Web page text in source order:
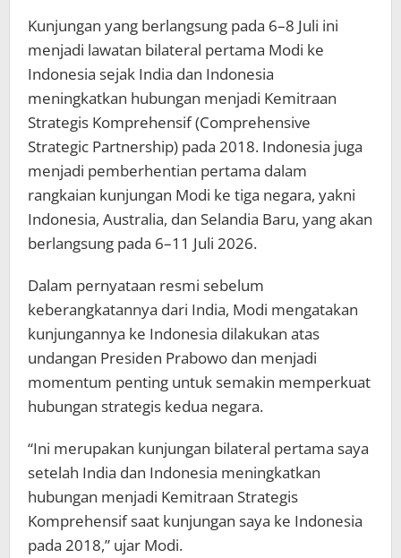
Kunjungan yang berlangsung pada 6–8 Juli ini
menjadi lawatan bilateral pertama Modi ke
Indonesia sejak India dan Indonesia
meningkatkan hubungan menjadi Kemitraan
Strategis Komprehensif (Comprehensive
Strategic Partnership) pada 2018. Indonesia juga
menjadi pemberhentian pertama dalam
rangkaian kunjungan Modi ke tiga negara, yakni
Indonesia, Australia, dan Selandia Baru, yang akan
berlangsung pada 6–11 Juli 2026.
Dalam pernyataan resmi sebelum
keberangkatannya dari India, Modi mengatakan
kunjungannya ke Indonesia dilakukan atas
undangan Presiden Prabowo dan menjadi
momentum penting untuk semakin memperkuat
hubungan strategis kedua negara.
“Ini merupakan kunjungan bilateral pertama saya
setelah India dan Indonesia meningkatkan
hubungan menjadi Kemitraan Strategis
Komprehensif saat kunjungan saya ke Indonesia
pada 2018,” ujar Modi.